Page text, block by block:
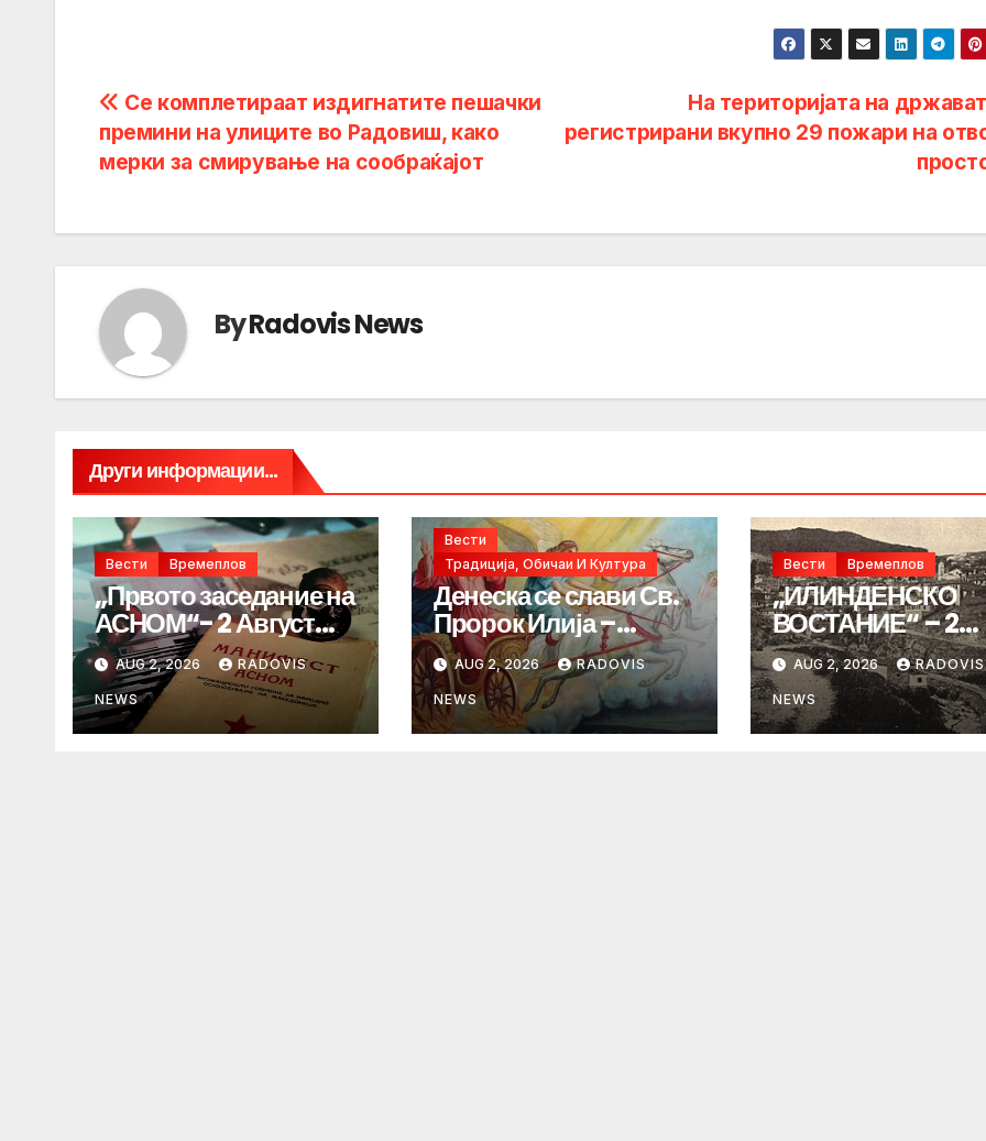
Post
navigation
На територијата на
регистрирани вкупно 29 пожари на
Се комплетираат издигнатите пешачки
премини на улиците во Радовиш, како
мерки за смирување на сообраќајот
ByRadovis News
Други информации...
Вести Времеплов
„Првото заседание на
АСНОМ“- 2 Август
1944 год.
AUG 2, 2026 RADOVIS
NEWS
Вести
Традиција, Обичаи И Култура
Денеска се слави Св.
Пророк Илија –
„ИЛИНДЕН“
AUG 2, 2026 RADOVIS
NEWS
Вести Времеплов
„ИЛИНДЕНСКО
ВОСТАНИЕ“ – 2
Август 1903 год.
AUG 2, 2026 RADOVIS
NEWS